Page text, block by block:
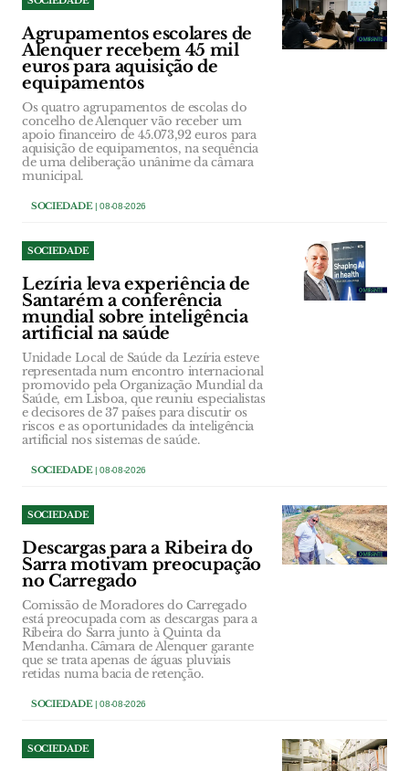
Agrupamentos escolares de
Alenquer recebem 45 mil
euros para aquisição de
equipamentos
Os quatro agrupamentos de escolas do
concelho de Alenquer vão receber um
apoio financeiro de 45.073,92 euros para
aquisição de equipamentos, na sequência
de uma deliberação unânime da câmara
municipal.
SOCIEDADE| 08-08-2026
SOCIEDADE
Lezíria leva experiência de
Santarém a conferência
mundial sobre inteligência
artificial na saúde
Unidade Local de Saúde da Lezíria esteve
representada num encontro internacional
promovido pela Organização Mundial da
Saúde, em Lisboa, que reuniu especialistas
e decisores de 37 países para discutir os
riscos e as oportunidades da inteligência
artificial nos sistemas de saúde.
SOCIEDADE| 08-08-2026
SOCIEDADE
Descargas para a Ribeira do
Sarra motivam preocupação
no Carregado
Comissão de Moradores do Carregado
está preocupada com as descargas para a
Ribeira do Sarra junto à Quinta da
Mendanha. Câmara de Alenquer garante
que se trata apenas de águas pluviais
retidas numa bacia de retenção.
SOCIEDADE| 08-08-2026
SOCIEDADE